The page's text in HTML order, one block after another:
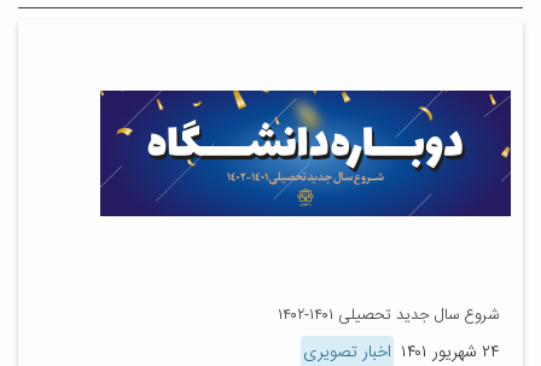
شروع سال جدید تحصیلی ۱۴۰۱-۱۴۰۲
۲۴ شهریور ۱۴۰۱ اخبار تصویری